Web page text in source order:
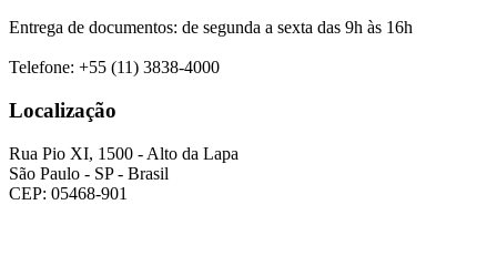
Entrega de documentos: de segunda a sexta das 9h às 16h
Telefone: +55 (11) 3838-4000
Localização
Rua Pio XI, 1500 - Alto da Lapa
São Paulo - SP - Brasil
CEP: 05468-901